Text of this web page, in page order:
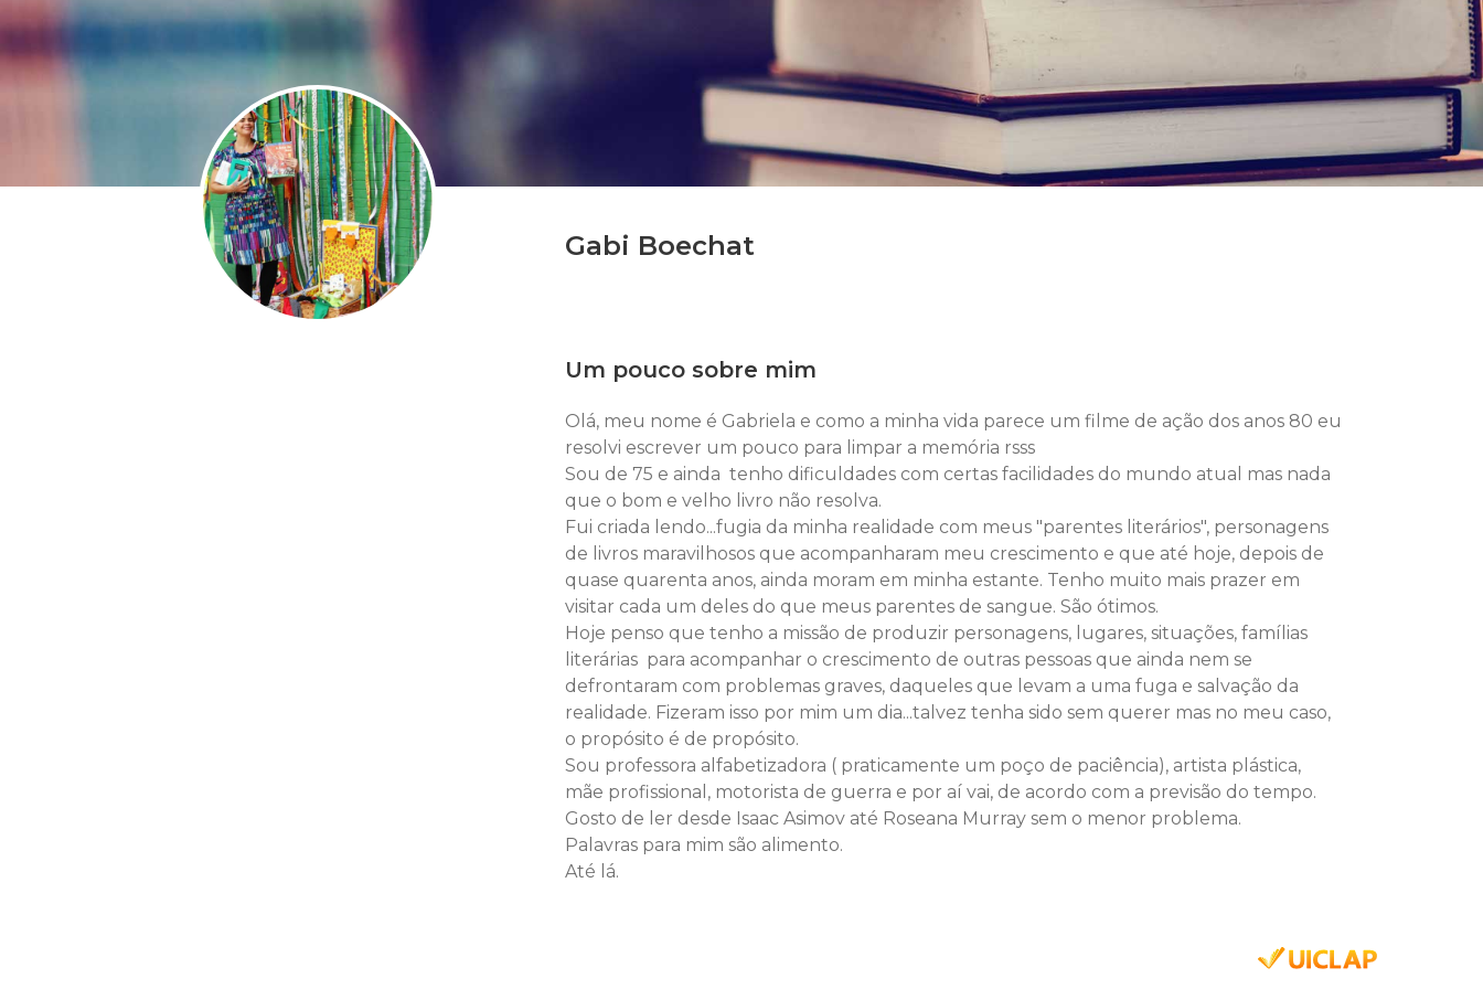
Gabi Boechat
Um pouco sobre mim
Olá, meu nome é Gabriela e como a minha vida parece um filme de ação dos anos 80 eu
resolvi escrever um pouco para limpar a memória rsss
Sou de 75 e ainda tenho dificuldades com certas facilidades do mundo atual mas nada
que o bom e velho livro não resolva.
Fui criada lendo...fugia da minha realidade com meus "parentes literários", personagens
de livros maravilhosos que acompanharam meu crescimento e que até hoje, depois de
quase quarenta anos, ainda moram em minha estante. Tenho muito mais prazer em
visitar cada um deles do que meus parentes de sangue. São ótimos.
Hoje penso que tenho a missão de produzir personagens, lugares, situações, famílias
literárias para acompanhar o crescimento de outras pessoas que ainda nem se
defrontaram com problemas graves, daqueles que levam a uma fuga e salvação da
realidade. Fizeram isso por mim um dia...talvez tenha sido sem querer mas no meu caso,
o propósito é de propósito.
Sou professora alfabetizadora ( praticamente um poço de paciência), artista plástica,
mãe profissional, motorista de guerra e por aí vai, de acordo com a previsão do tempo.
Gosto de ler desde Isaac Asimov até Roseana Murray sem o menor problema.
Palavras para mim são alimento.
Até lá.